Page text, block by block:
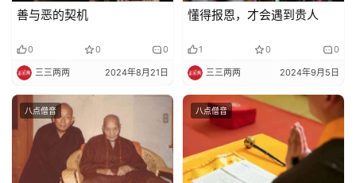
视
纪
录
佛
艺
善与恶的契机
0 0 0
三三两两 2024年8月21日
懂得报恩，才会遇到贵人
1 0 0
三三两两 2024年9月5日
八点僧音 八点僧音